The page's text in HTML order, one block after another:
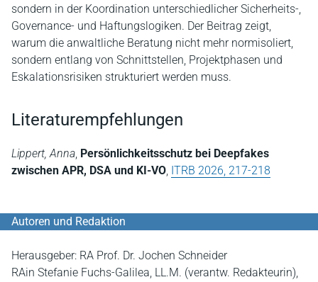
sondern in der Koordination unterschiedlicher Sicherheits-,
Governance- und Haftungslogiken. Der Beitrag zeigt,
warum die anwaltliche Beratung nicht mehr normisoliert,
sondern entlang von Schnittstellen, Projektphasen und
Eskalationsrisiken strukturiert werden muss.
Literaturempfehlungen
Lippert, Anna, Persönlichkeitsschutz bei Deepfakes
zwischen APR, DSA und KI-VO, ITRB 2026, 217-218
Autoren und Redaktion
Herausgeber: RA Prof. Dr. Jochen Schneider
RAin Stefanie Fuchs-Galilea, LL.M. (verantw. Redakteurin),